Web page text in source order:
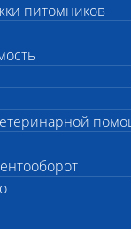
питомников